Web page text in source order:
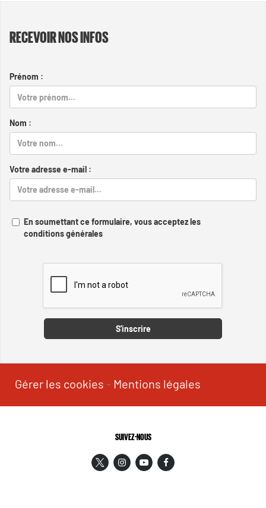
RECEVOIR NOS INFOS
Prénom :
Nom :
Votre adresse e-mail :
En soumettant ce formulaire, vous acceptez les
conditions générales
S'inscrire
Gérer les cookies - Mentions légales
SUIVEZ-NOUS